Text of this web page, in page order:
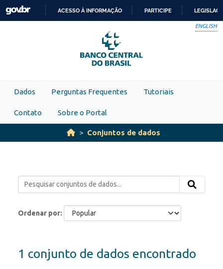
Skip to main content
PARA
O
CONTEÚDO
ACESSO À INFORMAÇÃO PARTICIPE
ENGLISH
Dados Perguntas Frequentes Tutoriais
Contato Sobre o Portal
Conjuntos de dados
Ordenar por
1 conjunto de dados encontrado